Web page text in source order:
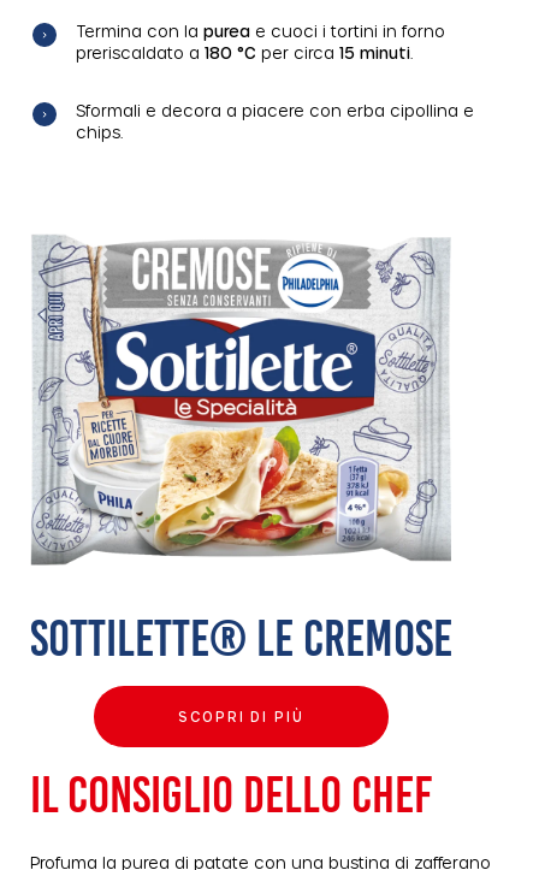
Termina con la purea e cuoci i tortini in forno
preriscaldato a 180 °C per circa 15 minuti
Sformali e decora a piacere con erba cipollina e
chips.
SOTTILETTE® LE CREMOSE
SCOPRI DI PIÙ
IL CONSIGLIO DELLO CHEF
Profuma la purea di patate con una bustina di zafferano